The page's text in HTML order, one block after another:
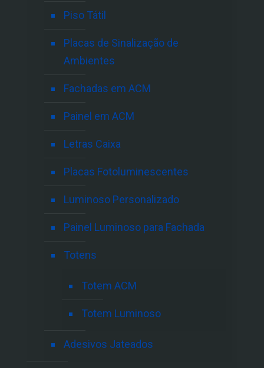
Piso Tátil
Placas de Sinalização de
Ambientes
Fachadas em ACM
Painel em ACM
Letras Caixa
Placas Fotoluminescentes
Luminoso Personalizado
Painel Luminoso para Fachada
Totens
Totem ACM
Totem Luminoso
Adesivos Jateados